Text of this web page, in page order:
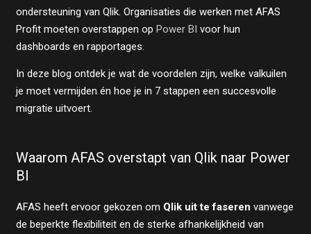
ondersteuning van Qlik. Organisaties die werken met AFAS
Profit moeten overstappen op Power BI voor hun
dashboards en rapportages.
In deze blog ontdek je wat de voordelen zijn, welke valkuilen
je moet vermijden én hoe je in 7 stappen een succesvolle
migratie uitvoert.
Waarom AFAS overstapt van Qlik naar Power
BI
AFAS heeft ervoor gekozen om Qlik uit te faseren vanwege
de beperkte flexibiliteit en de sterke afhankelijkheid van